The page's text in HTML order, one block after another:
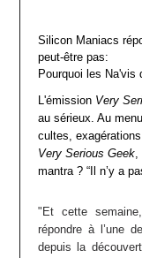
Silicon Maniacs
peut-être pas:
Pourquoi les Na'vis
L'émission Very
au sérieux. Au
cultes,
Very Serious Geek
mantra ? “Il n’y a
"Et cette
répondre à l’une
depuis la